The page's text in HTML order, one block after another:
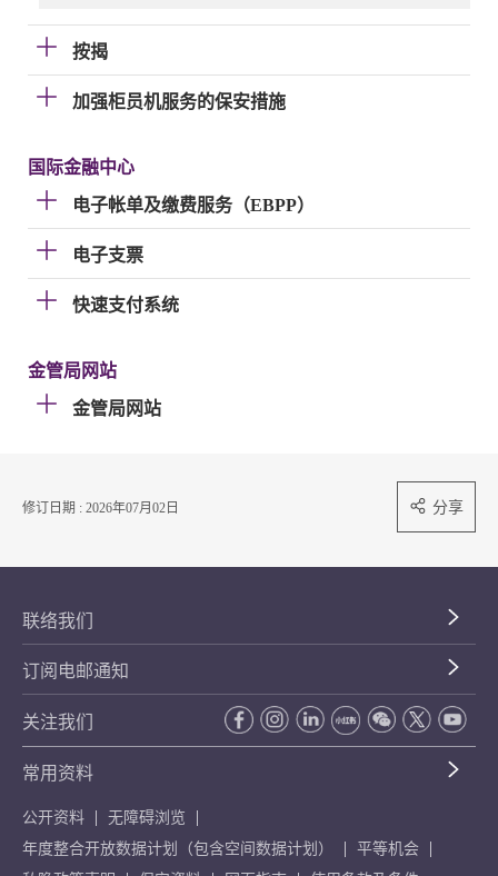
按揭
加强柜员机服务的保安措施
国际金融中心
电子帐单及缴费服务（EBPP）
电子支票
快速支付系统
金管局网站
金管局网站
修订日期 : 2026年07月02日 分享
联络我们
订阅电邮通知
关注我们
常用资料
公开资料
无障碍浏览
年度整合开放数据计划（包含空间数据计划）
平等机会